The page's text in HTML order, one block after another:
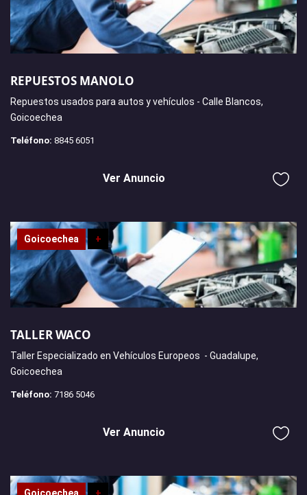
REPUESTOS MANOLO
Repuestos usados para autos y vehículos - Calle Blancos,
Goicoechea
Teléfono: 8845 6051
Ver Anuncio
Goicoechea +
TALLER WACO
Taller Especializado en Vehículos Europeos - Guadalupe,
Goicoechea
Teléfono: 7186 5046
Ver Anuncio